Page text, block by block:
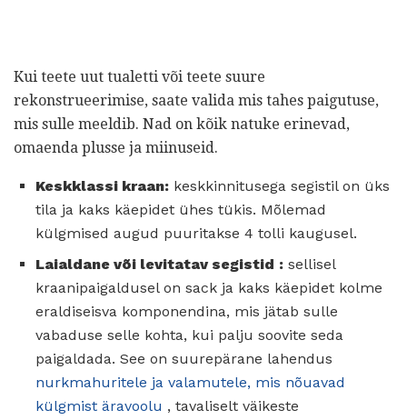
Kui teete uut tualetti või teete suure
rekonstrueerimise, saate valida mis tahes paigutuse,
mis sulle meeldib. Nad on kõik natuke erinevad,
omaenda plusse ja miinuseid.
Keskklassi kraan: keskkinnitusega segistil on üks
tila ja kaks käepidet ühes tükis. Mõlemad
külgmised augud puuritakse 4 tolli kaugusel.
Laialdane või levitatav segistid : sellisel
kraanipaigaldusel on sack ja kaks käepidet kolme
eraldiseisva komponendina, mis jätab sulle
vabaduse selle kohta, kui palju soovite seda
paigaldada. See on suurepärane lahendus
nurkmahuritele ja valamutele, mis nõuavad
külgmist äravoolu , tavaliselt väikeste